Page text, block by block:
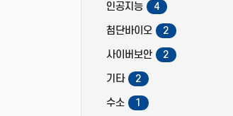
인공지능
4
첨단바이오
2
사이버보안
2
기타
2
수소
1